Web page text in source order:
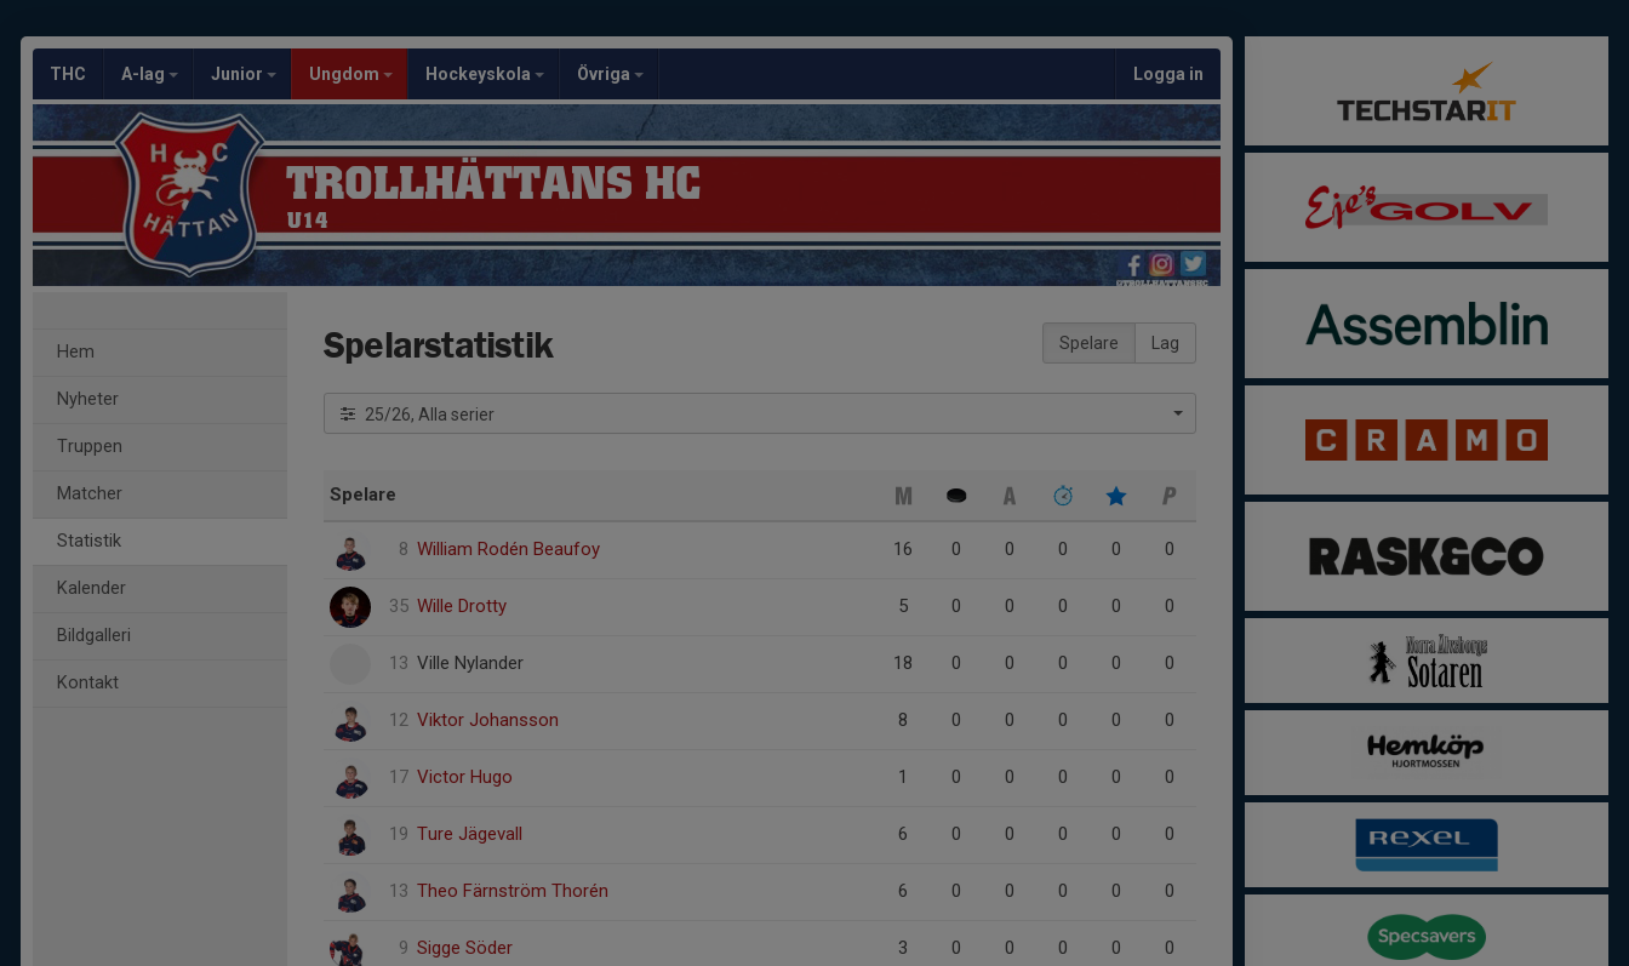
THC A-lag Junior Ungdom Hockeyskola Övriga Logga in
TROLLHÄTTANS HC
U14
Hem
Nyheter
Truppen
Matcher
Statistik
Kalender
Bildgalleri
Kontakt
Spelare Lag
Spelarstatistik
25/26, Alla serier
Spelare
8 William Rodén Beaufoy 16 0 0 0 0 0
35 Wille Drotty 5 0 0 0 0 0
13 Ville Nylander 18 0 0 0 0 0
12 Viktor Johansson 8 0 0 0 0 0
17 Victor Hugo 1 0 0 0 0 0
19 Ture Jägevall 6 0 0 0 0 0
13 Theo Färnström Thorén 6 0 0 0 0 0
9 Sigge Söder 3 0 0 0 0 0